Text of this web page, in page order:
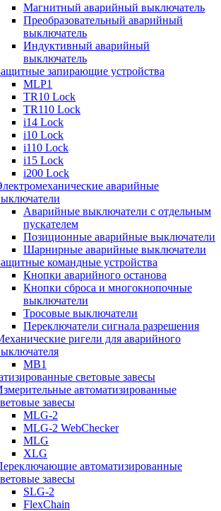
Магнитный аварийный выключатель
Преобразовательный аварийный
выключатель
Индуктивный аварийный
выключатель
запирающие устройства
MLP1
TR10 Lock
TR110 Lock
i14 Lock
i10 Lock
i110 Lock
i15 Lock
i200 Lock
аварийные
Аварийные выключатели с отдельным
пускателем
Позиционные аварийные выключатели
Шарнирные аварийные выключатели
командные устройства
Кнопки аварийного останова
Кнопки сброса и многокнопочные
выключатели
Тросовые выключатели
Переключатели сигнала разрешения
ригели для аварийного
MB1
световые завесы
автоматизированные
завесы
MLG-2
MLG-2 WebChecker
MLG
XLG
автоматизированные
завесы
SLG-2
FlexChain